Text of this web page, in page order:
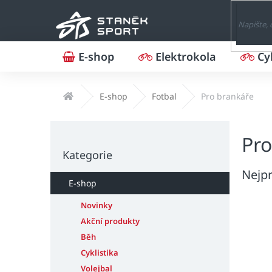
E-shop Elektrokola
Domů E-shop Fotbal Pro brankáře
a
kategorie
Kategorie
E-shop
Novinky
Akční produkty
Běh
Cyklistika
Volejbal